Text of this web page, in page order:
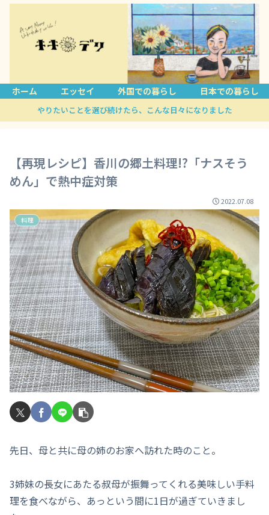
ホーム エッセイ 外国での暮らし 日本での暮らし
やりたいことを選び続けたら、こんな日々になりました
【再現レシピ】香川の郷土料理!?「ナスそう
めん」で熱中症対策
2022.07.08
料理
先日、母と共に母の姉のお家へ訪れた時のこと。
3姉妹の長女にあたる叔母が振舞ってくれる美味しい手料
理を食べながら、あっという間に1日が過ぎていきまし